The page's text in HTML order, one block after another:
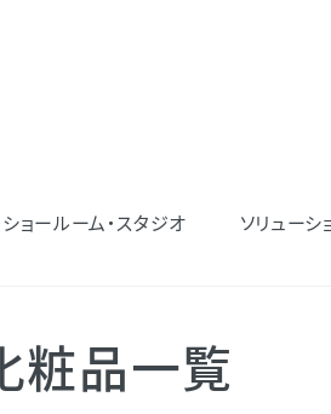
ショールーム・スタジオ ソリューシ
粧品一覧